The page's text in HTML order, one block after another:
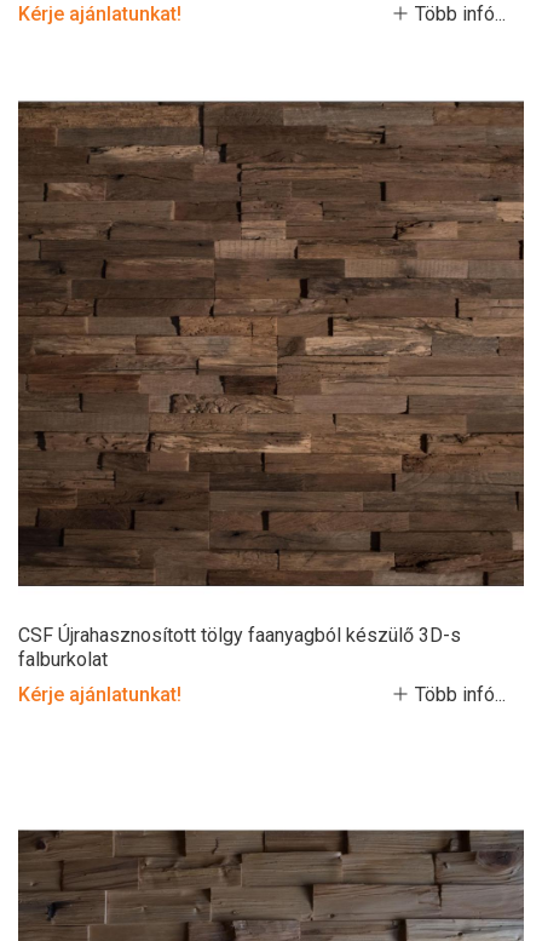
Kérje ajánlatunkat!
Több infó...
CSF Újrahasznosított tölgy faanyagból készülő 3D-s
falburkolat
Kérje ajánlatunkat!
Több infó...